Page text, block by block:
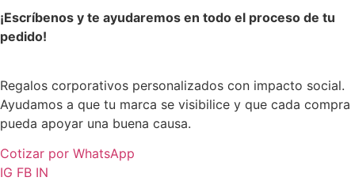
¡Escríbenos y te ayudaremos en todo el proceso de tu
pedido!
Regalos corporativos personalizados con impacto social.
Ayudamos a que tu marca se visibilice y que cada compra
pueda apoyar una buena causa.
Cotizar por WhatsApp
IG FB IN